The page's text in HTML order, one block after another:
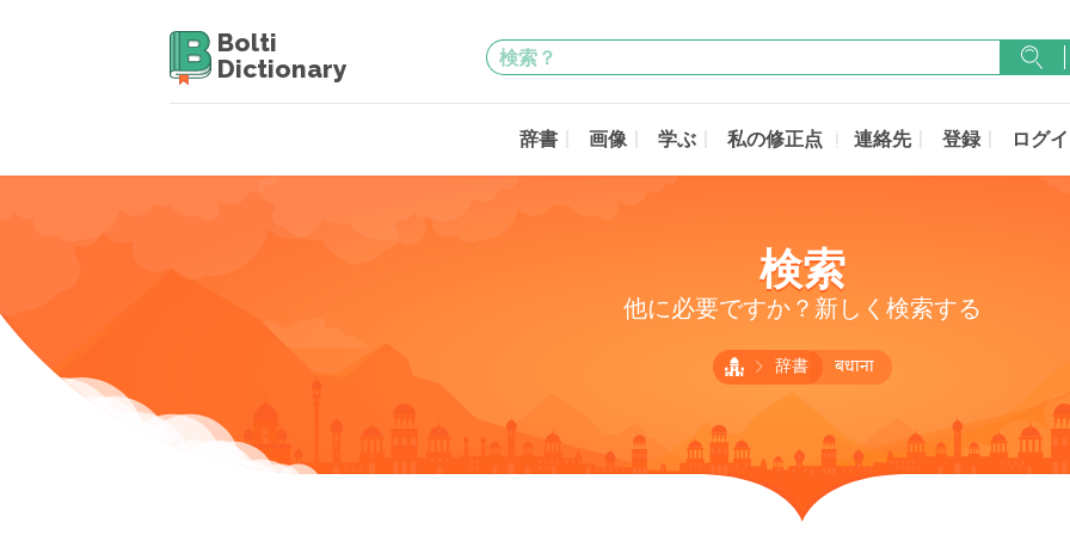
Bolti
Dictionary
辞書 画像 学ぶ 私の修正点 連絡先 登録 ログ
検索
他に必要ですか？新しく検索する
辞書 बधाना